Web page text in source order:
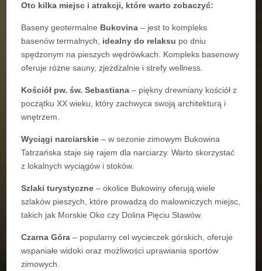
Oto kilka miejsc i atrakcji, które warto zobaczyć:
Baseny geotermalne Bukovina – jest to kompleks
basenów termalnych, idealny do relaksu po dniu
spędzonym na pieszych wędrówkach. Kompleks basenowy
oferuje różne sauny, zjeżdżalnie i strefy wellness.
Kościół pw. św. Sebastiana – piękny drewniany kościół z
początku XX wieku, który zachwyca swoją architekturą i
wnętrzem.
Wyciągi narciarskie – w sezonie zimowym Bukowina
Tatrzańska staje się rajem dla narciarzy. Warto skorzystać
z lokalnych wyciągów i stoków.
Szlaki turystyczne – okolice Bukowiny oferują wiele
szlaków pieszych, które prowadzą do malowniczych miejsc,
takich jak Morskie Oko czy Dolina Pięciu Stawów.
Czarna Góra – popularny cel wycieczek górskich, oferuje
wspaniałe widoki oraz możliwości uprawiania sportów
zimowych.